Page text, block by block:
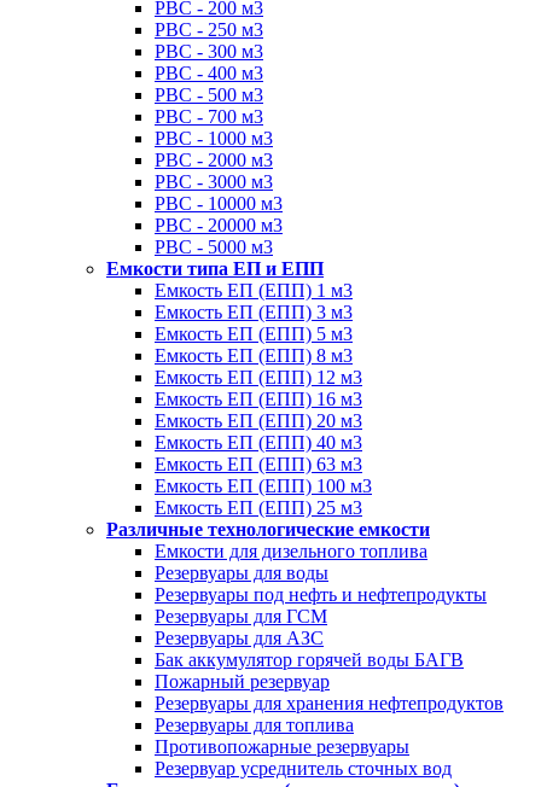
РВС - 200 м3
РВС - 250 м3
РВС - 300 м3
РВС - 400 м3
РВС - 500 м3
РВС - 700 м3
РВС - 1000 м3
РВС - 2000 м3
РВС - 3000 м3
РВС - 10000 м3
РВС - 20000 м3
РВС - 5000 м3
Емкости типа ЕП и ЕПП
Емкость ЕП (ЕПП) 1 м3
Емкость ЕП (ЕПП) 3 м3
Емкость ЕП (ЕПП) 5 м3
Емкость ЕП (ЕПП) 8 м3
Емкость ЕП (ЕПП) 12 м3
Емкость ЕП (ЕПП) 16 м3
Емкость ЕП (ЕПП) 20 м3
Емкость ЕП (ЕПП) 40 м3
Емкость ЕП (ЕПП) 63 м3
Емкость ЕП (ЕПП) 100 м3
Емкость ЕП (ЕПП) 25 м3
Различные технологические емкости
Емкости для дизельного топлива
Резервуары для воды
Резервуары под нефть и нефтепродукты
Резервуары для ГСМ
Резервуары для АЗС
Бак аккумулятор горячей воды БАГВ
Пожарный резервуар
Резервуары для хранения нефтепродуктов
Резервуары для топлива
Противопожарные резервуары
Резервуар усреднитель сточных вод